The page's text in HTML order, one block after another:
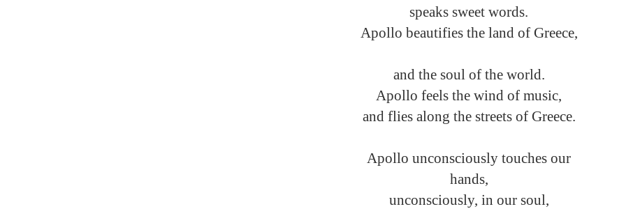
speaks sweet words.
Apollo beautifies the land of Greece,
and the soul of the world.
Apollo feels the wind of music,
and flies along the streets of Greece.
Apollo unconsciously touches our
hands,
unconsciously, in our soul,